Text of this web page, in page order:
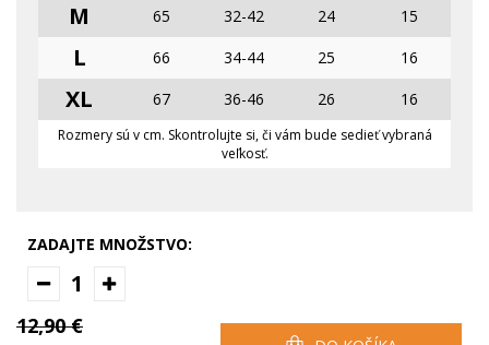
M 65 32-42 24 15
L 66 34-44 25 16
XL 67 36-46 26 16
Rozmery sú v cm. Skontrolujte si, či vám bude sedieť vybraná
veľkosť.
ZADAJTE MNOŽSTVO:
1
12,90 €